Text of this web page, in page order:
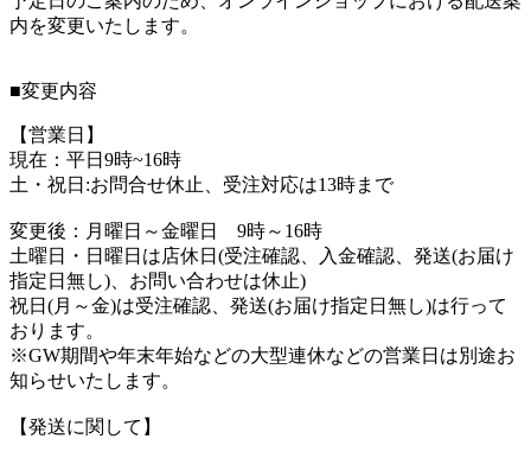
内を変更いたします。
■変更内容
【営業日】
現在：平日9時~16時
土・祝日:お問合せ休止、受注対応は13時まで
変更後：月曜日～金曜日 9時～16時
土曜日・日曜日は店休日(受注確認、入金確認、発送(お届け
指定日無し)、お問い合わせは休止)
祝日(月～金)は受注確認、発送(お届け指定日無し)は行って
おります。
※GW期間や年末年始などの大型連休などの営業日は別途お
知らせいたします。
【発送に関して】